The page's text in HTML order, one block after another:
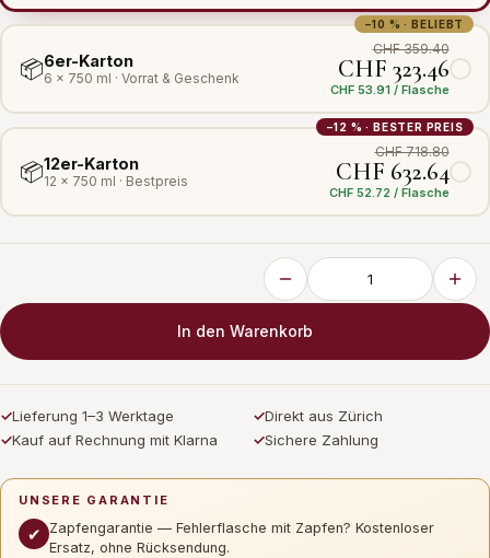
−10 % · BELIEBT
📦6er-Karton
6 × 750 ml · Vorrat & Geschenk
CHF 359.40
CHF 323.46
CHF 53.91 / Flasche
−12 % · BESTER PREIS
📦12er-Karton
12 × 750 ml · Bestpreis
CHF 718.80
CHF 632.64
CHF 52.72 / Flasche
In den Warenkorb
✓Lieferung 1–3 Werktage ✓Direkt aus Zürich
✓Kauf auf Rechnung mit Klarna ✓Sichere Zahlung
UNSERE GARANTIE
✔
Zapfengarantie — Fehlerflasche mit Zapfen? Kostenloser
Ersatz, ohne Rücksendung.